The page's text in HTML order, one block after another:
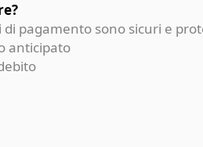
pagamento sono sicuri e
anticipato